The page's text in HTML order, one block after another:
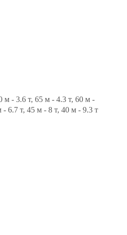
м - 3.6 т, 65 м - 4.3 т, 60 м -
- 6.7 т, 45 м - 8 т, 40 м - 9.3 т